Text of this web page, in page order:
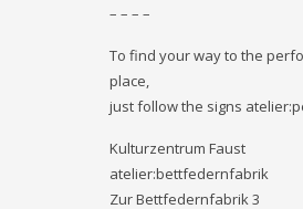
– – – –
To find your way to the
place,
just follow the signs
Kulturzentrum Faust
atelier:bettfedernfabrik
Zur Bettfedernfabrik 3